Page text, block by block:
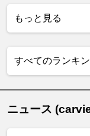
もっと見る
すべてのランキ
ニュース